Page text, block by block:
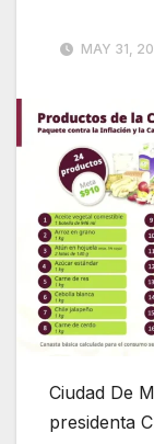
MAY 31,
Ciudad De
presidenta